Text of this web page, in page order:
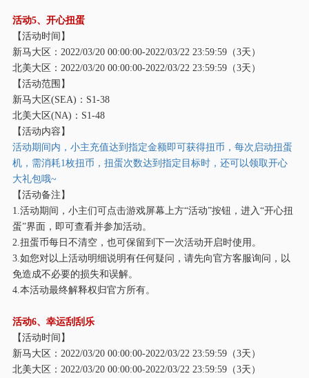
活动5、开心扭蛋
【活动时间】
新马大区： 2022/03/20 00:00:00-2022/03/22 23:59:59（3天）
北美大区： 2022/03/20 00:00:00-2022/03/22 23:59:59（3天）
【活动范围】
新马大区(SEA)：S1-38
北美大区(NA)：S1-48
【活动内容】
活动期间内，小主充值达到指定金额即可获得扭币，每次启动扭蛋
机，需消耗1枚扭币，扭蛋次数达到指定目标时，还可以领取开心
大礼包哦~
【活动备注】
1.活动期间，小主们可点击游戏屏幕上方“活动”按钮，进入“开心扭
蛋”界面，即可查看并参加活动。
2.扭蛋币每日不清空，也可保留到下一次活动开启时使用。
3.如您对以上活动明细说明有任何疑问，请先向官方客服询问，以
免造成不必要的损失和误解。
4.本活动最终解释权归官方所有。
活动6、幸运刮刮乐
【活动时间】
新马大区： 2022/03/20 00:00:00-2022/03/22 23:59:59（3天）
北美大区： 2022/03/20 00:00:00-2022/03/22 23:59:59（3天）